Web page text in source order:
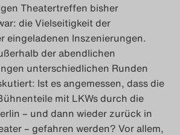
Theatertreffen bisher
die Vielseitigkeit der
eingeladenen Inszenierungen.
der abendlichen
unterschiedlichen Runden
Ist es angemessen, dass die
mit LKWs durch die
– und dann wieder zurück in
– gefahren werden? Vor allem,